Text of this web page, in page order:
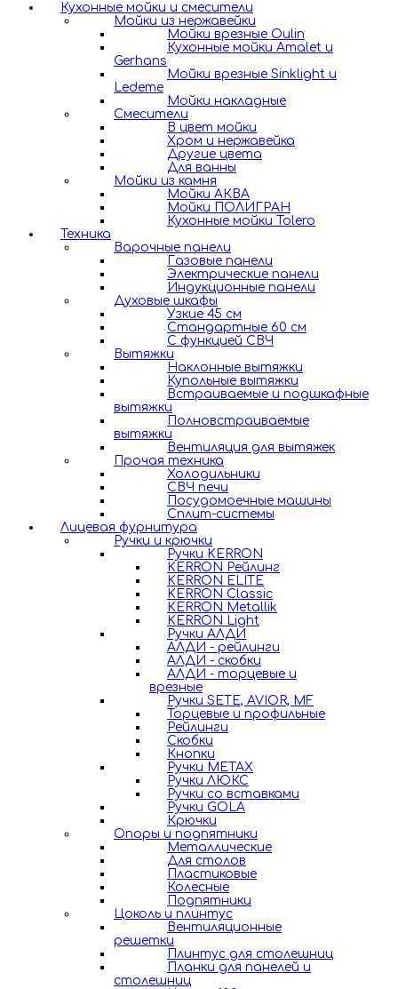
Кухонные мойки и смесители
Мойки из нержавейки
Мойки врезные Oulin
Кухонные мойки Amalet и
Gerhans
Мойки врезные Sinklight и
Ledeme
Мойки накладные
Смесители
В цвет мойки
Хром и нержавейка
Другие цвета
Для ванны
Мойки из камня
Мойки АКВА
Мойки ПОЛИГРАН
Кухонные мойки Tolero
Техника
Варочные панели
Газовые панели
Электрические панели
Индукционные панели
Духовые шкафы
Узкие 45 см
Стандартные 60 см
С функцией СВЧ
Вытяжки
Наклонные вытяжки
Купольные вытяжки
Встраиваемые и подшкафные
вытяжки
Полновстраиваемые
вытяжки
Вентиляция для вытяжек
Прочая техника
Холодильники
СВЧ печи
Посудомоечные машины
Сплит-системы
Лицевая фурнитура
Ручки и крючки
Ручки KERRON
KERRON Рейлинг
KERRON ELITE
KERRON Classic
KERRON Metallik
KERRON Light
Ручки АЛДИ
АЛДИ - рейлинги
АЛДИ - скобки
АЛДИ - торцевые и
врезные
Ручки SETE, AVIOR, MF
Торцевые и профильные
Рейлинги
Скобки
Кнопки
Ручки METAX
Ручки ЛЮКС
Ручки со вставками
Ручки GOLA
Крючки
Опоры и подпятники
Металлические
Для столов
Пластиковые
Колесные
Подпятники
Цоколь и плинтус
Вентиляционные
решетки
Плинтус для столешниц
Планки для панелей и
столешниц